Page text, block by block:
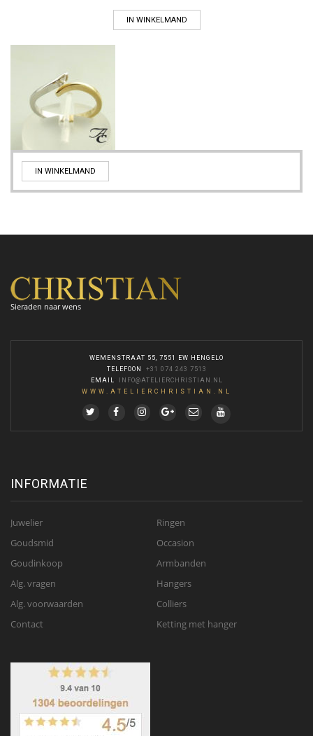
IN WINKELMAND
IN WINKELMAND
Sieraden naar wens
WEMENSTRAAT 55, 7551 EW HENGELO
TELEFOON
+31 074 243 7513
EMAIL
INFO@ATELIERCHRISTIAN.NL
WWW.ATELIERCHRISTIAN.NL
INFORMATIE
Juwelier
Goudsmid
Goudinkoop
Alg. vragen
Alg. voorwaarden
Contact
Ringen
Occasion
Armbanden
Hangers
Colliers
Ketting met hanger